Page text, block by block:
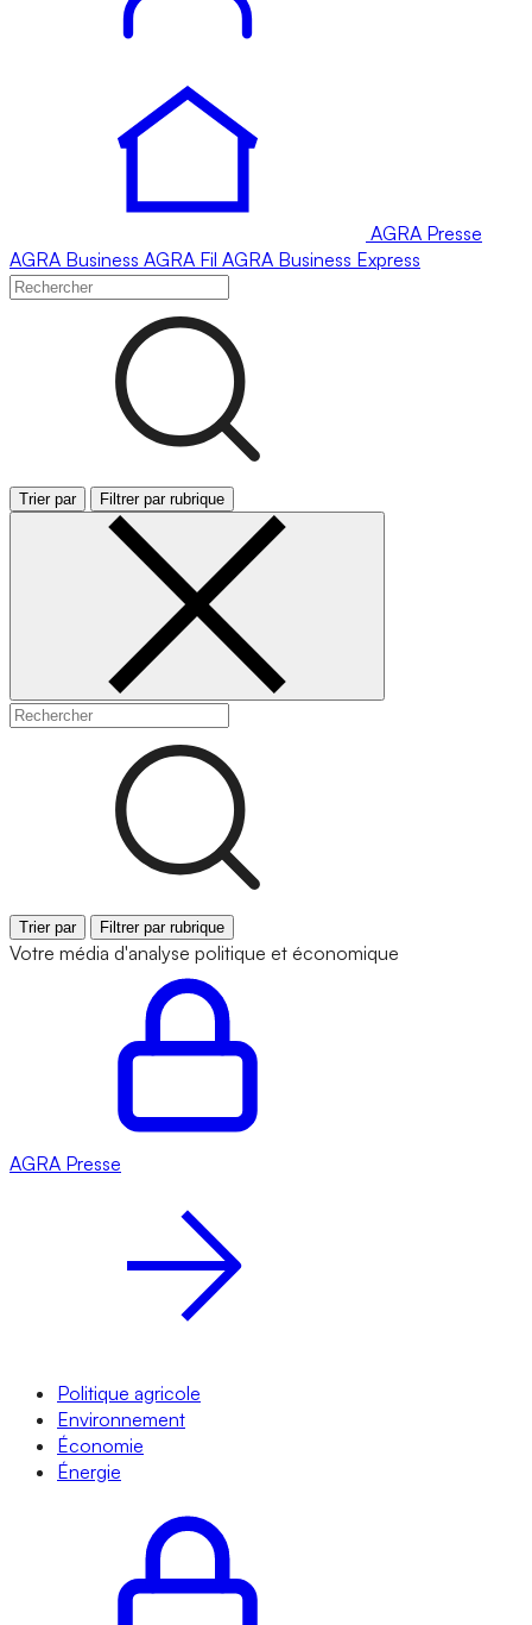
AGRA Presse
AGRA Business AGRA Fil AGRA Business Express
Trier par Filtrer par rubrique
Trier par Filtrer par rubrique
Votre média d'analyse politique et économique
AGRA Presse
Politique agricole
Environnement
Économie
Énergie